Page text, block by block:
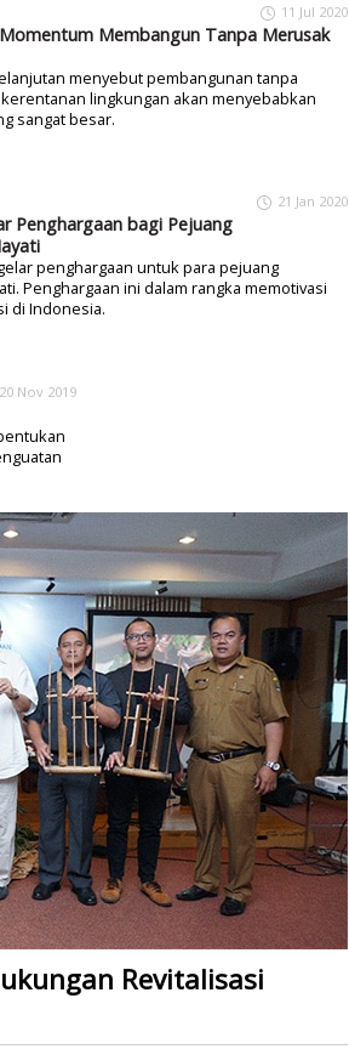
11 Jul 2020
Membangun Tanpa Merusak
menyebut pembangunan tanpa
lingkungan akan menyebabkan
sangat besar.
21 Jan 2020
Penghargaan bagi Pejuang
penghargaan untuk para pejuang
Penghargaan ini dalam rangka memotivasi
di Indonesia.
20 Nov 2019
Revitalisasi